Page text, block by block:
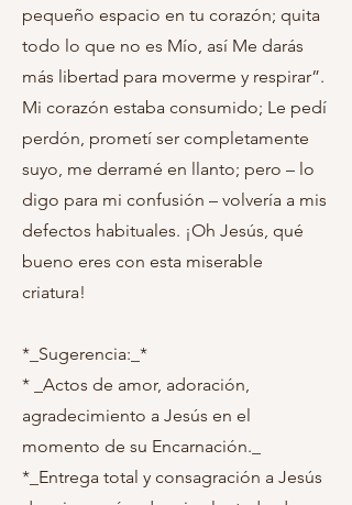
pequeño espacio en tu corazón; quita
todo lo que no es Mío, así Me darás
más libertad para moverme y respirar”.
Mi corazón estaba consumido; Le pedí
perdón, prometí ser completamente
suyo, me derramé en llanto; pero – lo
digo para mi confusión – volvería a mis
defectos habituales. ¡Oh Jesús, qué
bueno eres con esta miserable
criatura!
*_Sugerencia:_*
* _Actos de amor, adoración,
agradecimiento a Jesús en el
momento de su Encarnación._
*_Entrega total y consagración a Jesús